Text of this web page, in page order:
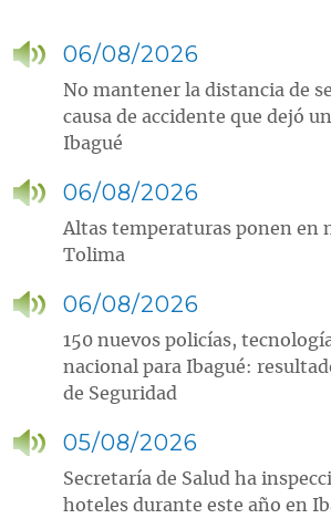
06/08/2026
No mantener la distancia de
causa de accidente que dejó
Ibagué
06/08/2026
Altas temperaturas ponen en
Tolima
06/08/2026
150 nuevos policías,
nacional para Ibagué:
de Seguridad
05/08/2026
Secretaría de Salud ha
hoteles durante este año en